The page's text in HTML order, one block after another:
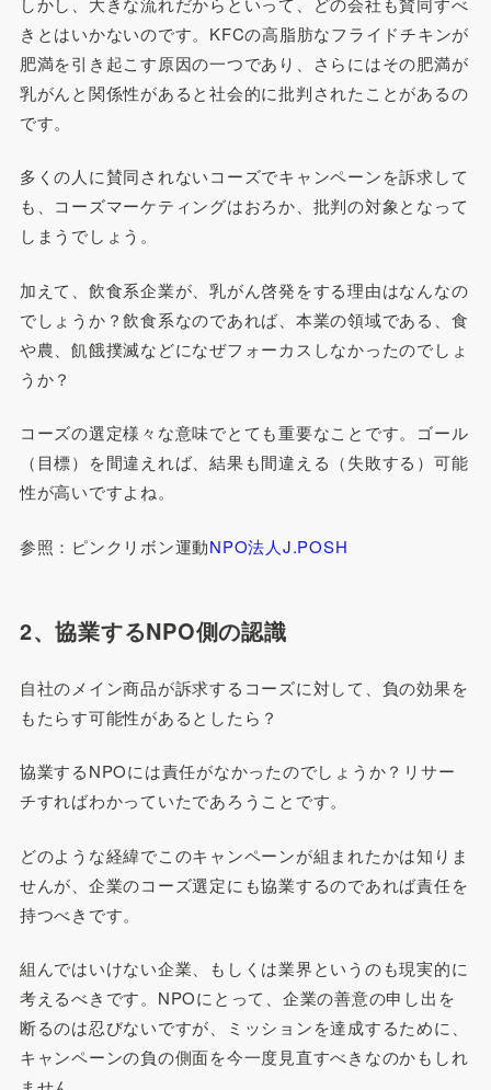
きとはいかないのです。KFCの高脂肪なフライドチキンが
肥満を引き起こす原因の一つであり、さらにはその肥満が
乳がんと関係性があると社会的に批判されたことがあるの
です。
多くの人に賛同されないコーズでキャンペーンを訴求して
も、コーズマーケティングはおろか、批判の対象となって
しまうでしょう。
加えて、飲食系企業が、乳がん啓発をする理由はなんなの
でしょうか？飲食系なのであれば、本業の領域である、食
や農、飢餓撲滅などになぜフォーカスしなかったのでしょ
うか？
コーズの選定様々な意味でとても重要なことです。ゴール
（目標）を間違えれば、結果も間違える（失敗する）可能
性が高いですよね。
参照：ピンクリボン運動NPO法人J.POSH
2、協業するNPO側の認識
自社のメイン商品が訴求するコーズに対して、負の効果を
もたらす可能性があるとしたら？
協業するNPOには責任がなかったのでしょうか？リサー
チすればわかっていたであろうことです。
どのような経緯でこのキャンペーンが組まれたかは知りま
せんが、企業のコーズ選定にも協業するのであれば責任を
持つべきです。
組んではいけない企業、もしくは業界というのも現実的に
考えるべきです。NPOにとって、企業の善意の申し出を
断るのは忍びないですが、ミッションを達成するために、
キャンペーンの負の側面を今一度見直すべきなのかもしれ